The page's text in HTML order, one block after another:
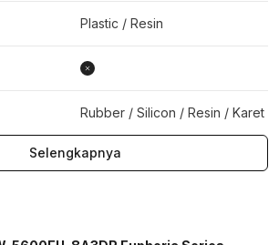
Plastic / Resin
Rubber / Silicon / Resin / Karet
Selengkapnya